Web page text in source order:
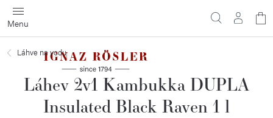
Přejít
na
obsah
Láhve na vodu
Láhev 2v1 Kambukka DUPLA
Insulated Black Raven 1 l